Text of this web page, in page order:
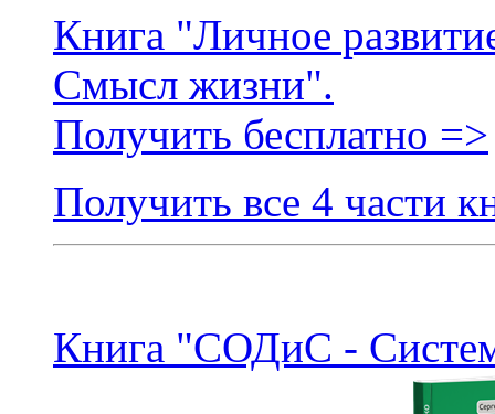
Книга "Личное
Смысл жизни".
Получить бесплатно =>
Получить все 4 части
Книга "СОДиС -